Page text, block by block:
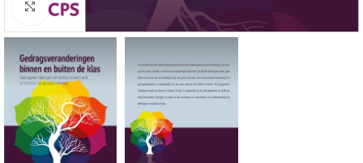
Click to enlarge